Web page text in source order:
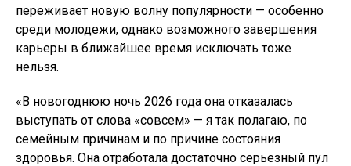
переживает новую волну популярности — особенно
среди молодежи, однако возможного завершения
карьеры в ближайшее время исключать тоже
нельзя.
«В новогоднюю ночь 2026 года она отказалась
выступать от слова «совсем» — я так полагаю, по
семейным причинам и по причине состояния
здоровья. Она отработала достаточно серьезный пул